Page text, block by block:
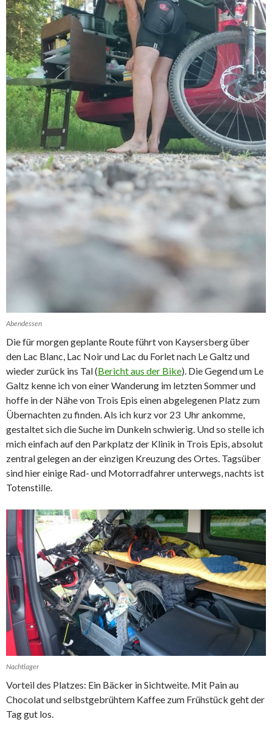
Abendessen
Die für morgen geplante Route führt von Kaysersberg über
den Lac Blanc, Lac Noir und Lac du Forlet nach Le Galtz und
wieder zurück ins Tal (Bericht aus der Bike). Die Gegend um Le
Galtz kenne ich von einer Wanderung im letzten Sommer und
hoffe in der Nähe von Trois Epis einen abgelegenen Platz zum
Übernachten zu finden. Als ich kurz vor 23 Uhr ankomme,
gestaltet sich die Suche im Dunkeln schwierig. Und so stelle ich
mich einfach auf den Parkplatz der Klinik in Trois Epis, absolut
zentral gelegen an der einzigen Kreuzung des Ortes. Tagsüber
sind hier einige Rad- und Motorradfahrer unterwegs, nachts ist
Totenstille.
Nachtlager
Vorteil des Platzes: Ein Bäcker in Sichtweite. Mit Pain au
Chocolat und selbstgebrühtem Kaffee zum Frühstück geht der
Tag gut los.